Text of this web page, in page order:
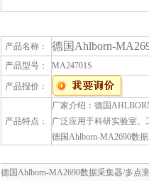
产品名称： 德国Ahlborn-
产品型号： MA24701S
产品报价：
产品特点：
厂家介绍：德国
广泛应用于科研实验室
德国Ahlborn-MA2690数
德国Ahlborn-MA2690数据采集器/多点